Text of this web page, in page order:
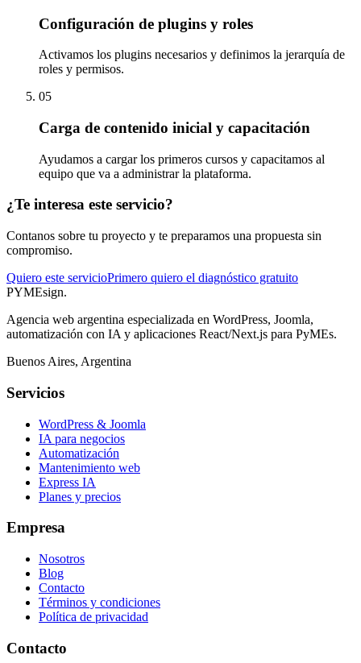
Configuración de plugins y roles
Activamos los plugins necesarios y definimos la jerarquía de
roles y permisos.
05
Carga de contenido inicial y capacitación
Ayudamos a cargar los primeros cursos y capacitamos al
equipo que va a administrar la plataforma.
¿Te interesa este servicio?
Contanos sobre tu proyecto y te preparamos una propuesta sin
compromiso.
Quiero este servicioPrimero quiero el diagnóstico gratuito
PYMEsign.
Agencia web argentina especializada en WordPress, Joomla,
automatización con IA y aplicaciones React/Next.js para PyMEs.
Buenos Aires, Argentina
Servicios
WordPress & Joomla
IA para negocios
Automatización
Mantenimiento web
Express IA
Planes y precios
Empresa
Nosotros
Blog
Contacto
Términos y condiciones
Política de privacidad
Contacto